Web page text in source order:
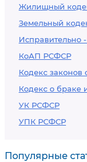
Жилищный
Земельный
Исправительно
КоАП РСФСР
Кодекс законов
Кодекс о браке
УК РСФСР
УПК РСФСР
Популярные